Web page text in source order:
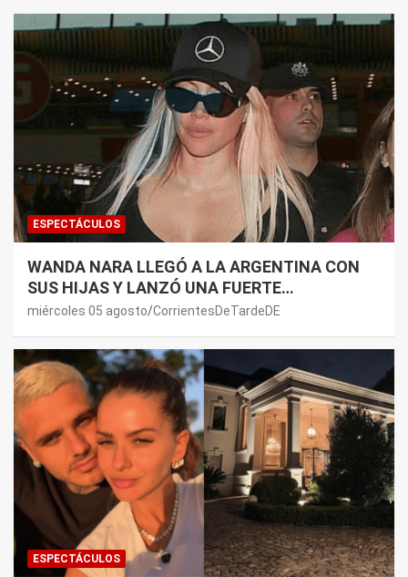
ESPECTÁCULOS
WANDA NARA LLEGÓ A LA ARGENTINA CON
SUS HIJAS Y LANZÓ UNA FUERTE
PREMONICIÓN SOBRE MAURO ICARDI
miércoles 05 agosto CorrientesDeTardeDE
ESPECTÁCULOS